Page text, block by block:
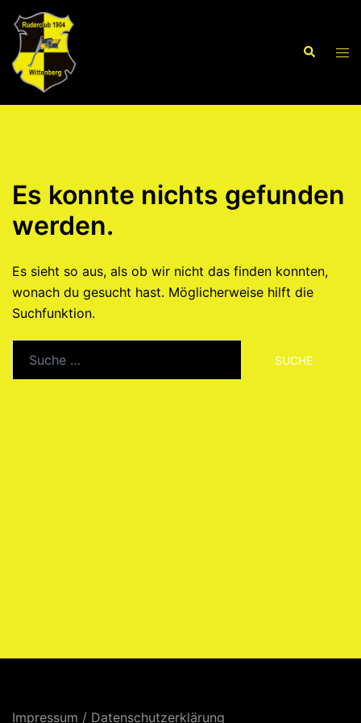
Inhalt
springen
Suche
Es konnte nichts gefunden
werden.
Es sieht so aus, als ob wir nicht das finden konnten,
wonach du gesucht hast. Möglicherweise hilft die
Suchfunktion.
Impressum / Datenschutzerklärung